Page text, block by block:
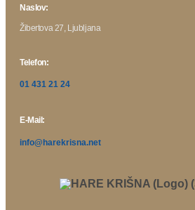
Naslov:
Žibertova 27, Ljubljana
Telefon:
01 431 21 24
E-Mail:
info@harekrisna.net